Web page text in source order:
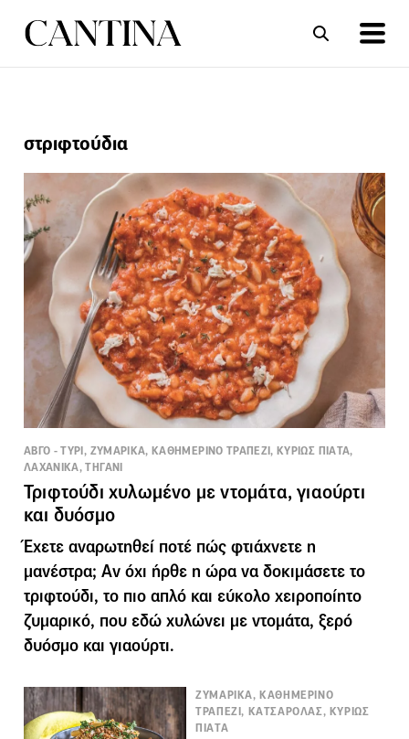
ΣΥΝΤΑΓΕΣ
στριφτούδια
ΑΒΓΟ - ΤΥΡΙ, ΖΥΜΑΡΙΚΑ, ΚΑΘΗΜΕΡΙΝΟ ΤΡΑΠΕΖΙ, ΚΥΡΙΩΣ ΠΙΑΤΑ,
ΛΑΧΑΝΙΚΑ, ΤΗΓΑΝΙ
Τριφτούδι χυλωμένο με ντομάτα, γιαούρτι
και δυόσμο
Έχετε αναρωτηθεί ποτέ πώς φτιάχνετε η
μανέστρα; Αν όχι ήρθε η ώρα να δοκιμάσετε το
τριφτούδι, το πιο απλό και εύκολο χειροποίητο
ζυμαρικό, που εδώ χυλώνει με ντομάτα, ξερό
δυόσμο και γιαούρτι.
ΖΥΜΑΡΙΚΑ, ΚΑΘΗΜΕΡΙΝΟ
ΤΡΑΠΕΖΙ, ΚΑΤΣΑΡΟΛΑΣ, ΚΥΡΙΩΣ
ΠΙΑΤΑ